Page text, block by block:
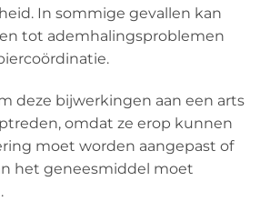
In sommige gevallen kan
tot ademhalingsproblemen
deze bijwerkingen aan een arts
omdat ze erop kunnen
moet worden aangepast of
het geneesmiddel moet